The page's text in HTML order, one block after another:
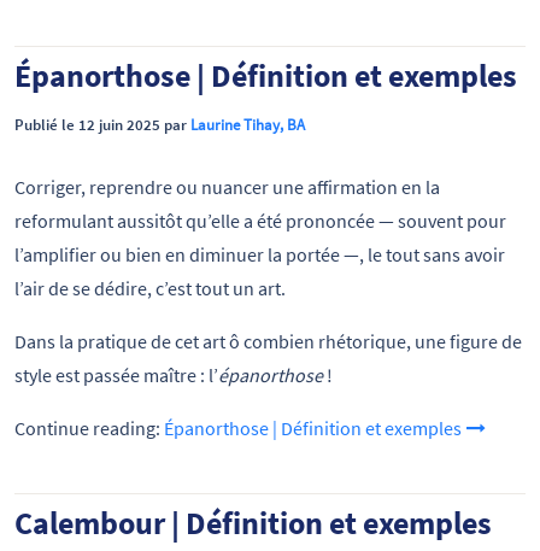
Épanorthose | Définition et exemples
Publié le 12 juin 2025 par Laurine Tihay, BA
Corriger, reprendre ou nuancer une affirmation en la
reformulant aussitôt qu’elle a été prononcée — souvent pour
l’amplifier ou bien en diminuer la portée —, le tout sans avoir
l’air de se dédire, c’est tout un art.
Dans la pratique de cet art ô combien rhétorique, une figure de
style est passée maître : l’épanorthose!
Continue reading: Épanorthose | Définition et exemples
Calembour | Définition et exemples